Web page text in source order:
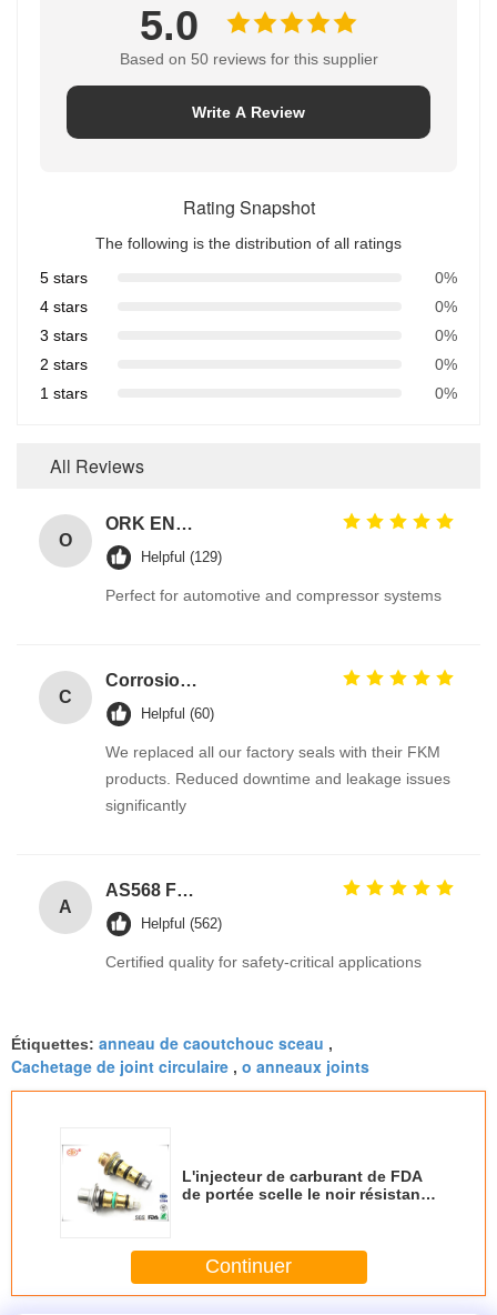
5.0
Based on 50 reviews for this supplier
Write A Review
Rating Snapshot
The following is the distribution of all ratings
5 stars
0%
4 stars
0%
3 stars
0%
2 stars
0%
1 stars
0%
All Reviews
O
ORK EN549 Compliant Rubber O Ring Seals for Gas Valves and Appliances
Helpful (129)
Perfect for automotive and compressor systems
C
Corrosion Resistant Fkm O Ring
Helpful (60)
We replaced all our factory seals with their FKM
products. Reduced downtime and leakage issues
significantly
A
AS568 Fpm Ffkm Nbr Fkm Epdm Silicone Perfluoroelastomer Hnbr EN549 Rubber O ring 1mm Seals
Helpful (562)
Certified quality for safety-critical applications
Étiquettes: anneau de caoutchouc sceau ,
Cachetage de joint circulaire , o anneaux joints
L'injecteur de carburant de FDA
de portée scelle le noir résistant
Continuer